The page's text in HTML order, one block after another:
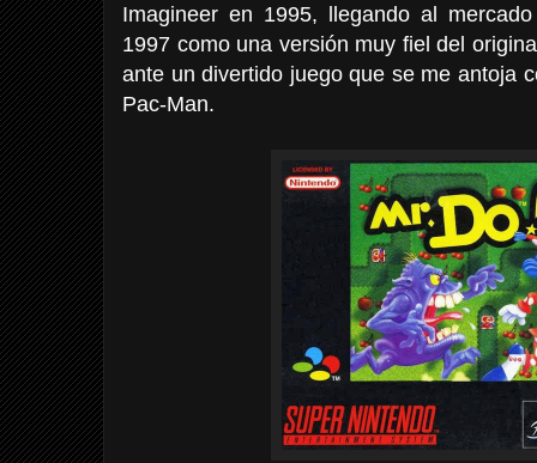
Imagineer en 1995, llegando al
1997 como una versión muy fiel del
ante un divertido juego que se me antoja
Pac-Man.